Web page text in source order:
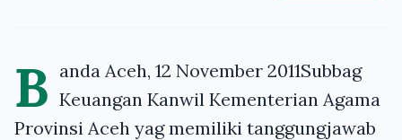
B anda Aceh, 12 November 2011Subbag
Keuangan Kanwil Kementerian Agama
Provinsi Aceh yag memiliki tanggungjawab